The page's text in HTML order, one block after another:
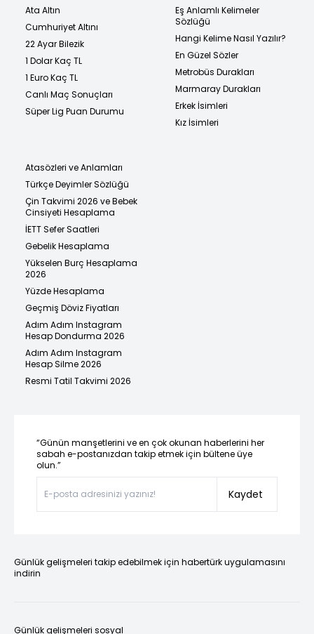
Ata Altın
Cumhuriyet Altını
22 Ayar Bilezik
1 Dolar Kaç TL
1 Euro Kaç TL
Canlı Maç Sonuçları
Süper Lig Puan Durumu
Eş Anlamlı Kelimeler
Sözlüğü
Hangi Kelime Nasıl Yazılır?
En Güzel Sözler
Metrobüs Durakları
Marmaray Durakları
Erkek İsimleri
Kız İsimleri
Atasözleri ve Anlamları
Türkçe Deyimler Sözlüğü
Çin Takvimi 2026 ve Bebek
Cinsiyeti Hesaplama
İETT Sefer Saatleri
Gebelik Hesaplama
Yükselen Burç Hesaplama
2026
Yüzde Hesaplama
Geçmiş Döviz Fiyatları
Adım Adım Instagram
Hesap Dondurma 2026
Adım Adım Instagram
Hesap Silme 2026
Resmi Tatil Takvimi 2026
“Günün manşetlerini ve en çok okunan haberlerini her
sabah e-postanızdan takip etmek için bültene üye
olun.”
Kaydet
Günlük gelişmeleri takip edebilmek için habertürk uygulamasını
indirin
Günlük gelişmeleri sosyal